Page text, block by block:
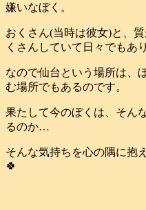
嫌いなぼく。
おくさん(当時は彼女)と、
くさんしていて日々でもあ
なので仙台という場所は、
む場所でもあるのです。
果たして今のぼくは、そん
るのか…
そんな気持ちを心の隅に抱
🍀